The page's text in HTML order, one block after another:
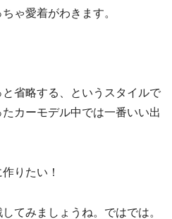
ゃ愛着がわきます。
省略する、というスタイルで
カーモデル中では一番いい出
りたい！
てみましょうね。ではでは。